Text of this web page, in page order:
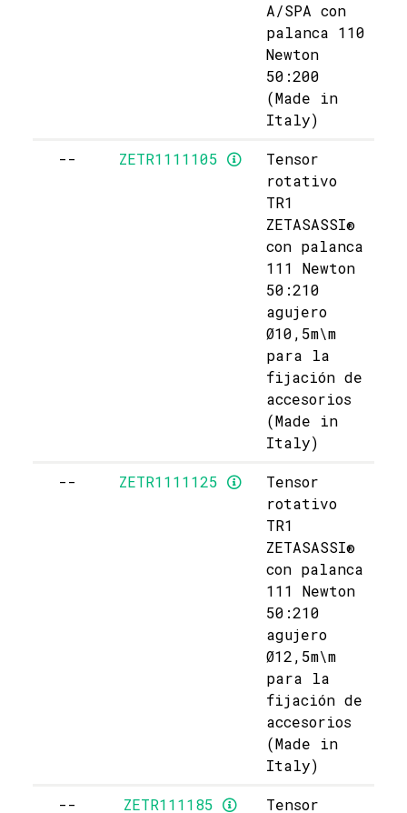
A/SPA con
palanca 110
Newton
50:200
(Made in
Italy)
-- ZETR1111105
Tensor
rotativo
TR1
ZETASASSI®
con palanca
111 Newton
50:210
agujero
Ø10,5m\m
para la
fijación de
accesorios
(Made in
Italy)
-- ZETR1111125
Tensor
rotativo
TR1
ZETASASSI®
con palanca
111 Newton
50:210
agujero
Ø12,5m\m
para la
fijación de
accesorios
(Made in
Italy)
-- ZETR111185 Tensor